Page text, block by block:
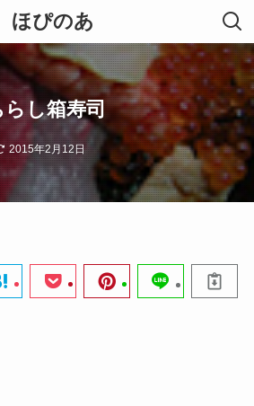
ほぴのあ
し箱寿司
2015年2月12日